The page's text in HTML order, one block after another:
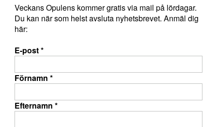
Veckans Opulens kommer gratis via mail på lördagar.
Du kan när som helst avsluta nyhetsbrevet. Anmäl dig
här:
E-post*
Förnamn *
Efternamn *